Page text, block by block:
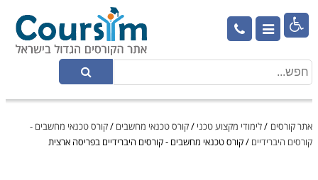

אתר קורסים /לימודי מקצוע טכני /קורס טכנאי מחשבים /קורס טכנאי מחשבים -
קורסים היברידיים /קורס טכנאי מחשבים - קורסים היברידיים בפריסה ארצית